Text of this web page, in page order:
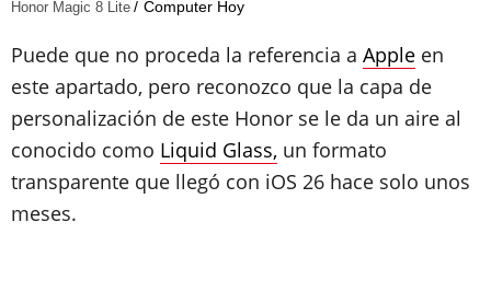
Honor Magic 8 Lite Computer Hoy
Puede que no proceda la referencia a Apple en
este apartado, pero reconozco que la capa de
personalización de este Honor se le da un aire al
conocido como Liquid Glass, un formato
transparente que llegó con iOS 26 hace solo unos
meses.